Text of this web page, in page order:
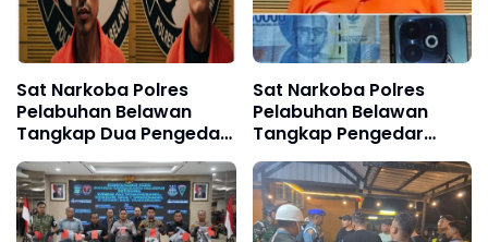
Sat Narkoba Polres
Pelabuhan Belawan
Tangkap Dua Pengedar
Sabu di Marelan
Sat Narkoba Polres
Pelabuhan Belawan
Tangkap Pengedar
Sabu di Medan Marelan